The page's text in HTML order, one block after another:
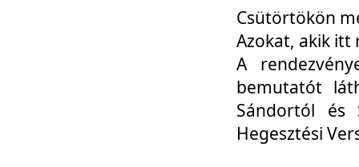
Csütörtökön
Azokat, akik itt
A
bemutatót
Sándortól és
Hegesztési